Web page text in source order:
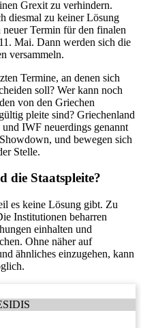
Grexit zu verhindern.
diesmal zu keiner Lösung
Termin für den finalen
Mai. Dann werden sich die
versammeln.
Termine, an denen sich
soll? Wer kann noch
von den Griechen
pleite sind? Griechenland
IWF neuerdings genannt
und bewegen sich
Stelle.
die Staatspleite?
es keine Lösung gibt. Zu
Institutionen beharren
einhalten und
Ohne näher auf
ähnliches einzugehen, kann